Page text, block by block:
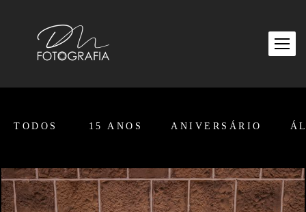
TODOS 15 ANOS ANIVERSÁRIO